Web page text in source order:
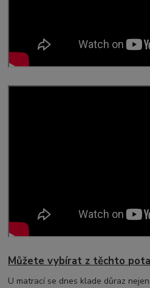
Můžete vybírat z těchto
U matrací se dnes klade důraz